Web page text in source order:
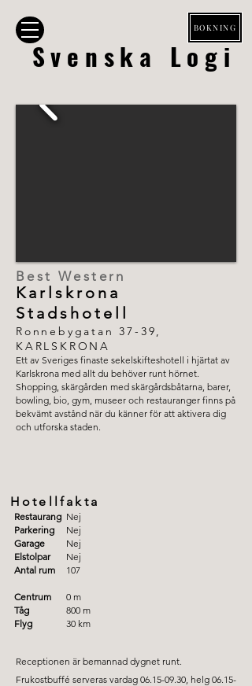
BOKNING
Svenska Logi
Karlskrona
Stadshotell
Best Western
Ronnebygatan 37-39,
KARLSKRONA
Ett av Sveriges finaste sekelskifteshotell i hjärtat av
Karlskrona med allt du behöver runt hörnet.
Shopping, skärgården med skärgårdsbåtarna, barer,
bowling, bio, gym, museer och restauranger finns på
bekvämt avstånd när du känner för att aktivera dig
och utforska staden.
Hotellfakta
Restaurang
Parkering
Garage
Elstolpar
Antal rum
Centrum
Tåg
Flyg
Nej
Nej
Nej
Nej
107
0 m
800 m
30 km
Receptionen är bemannad dygnet runt.
Frukostbuffé serveras vardag 06.15-09.30, helg 06.15-